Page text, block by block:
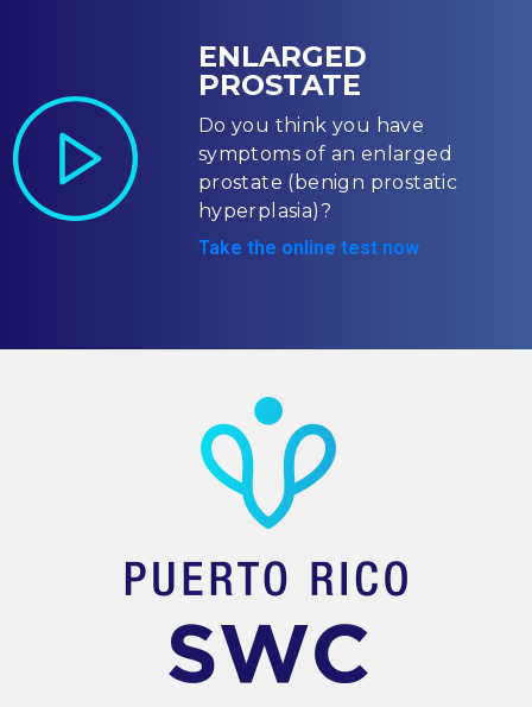
ENLARGED
PROSTATE
Do you think you have
symptoms of an enlarged
prostate (benign prostatic
hyperplasia)?
Take the online test now